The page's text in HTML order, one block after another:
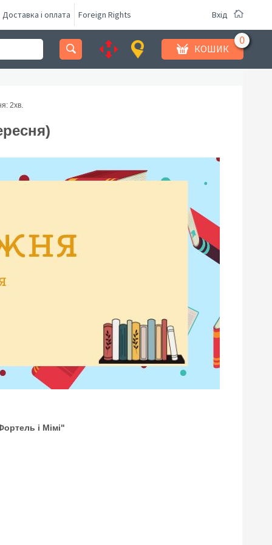
Доставка і оплата Foreign Rights Вхід
КОШИК
2хв.
і Мімі"